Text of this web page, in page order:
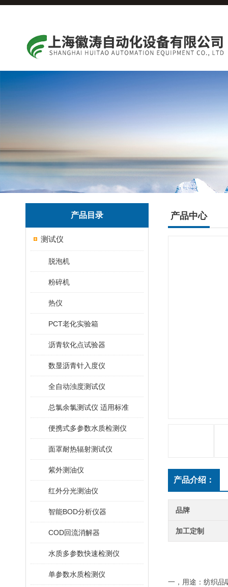
产品目录
测试仪
脱泡机
粉碎机
热仪
PCT老化实验箱
沥青软化点试验器
数显沥青针入度仪
全自动浊度测试仪
总氯余氯测试仪 适用标准
便携式多参数水质检测仪
面罩耐热辐射测试仪
紫外测油仪
红外分光测油仪
智能BOD分析仪器
COD回流消解器
水质多参数快速检测仪
单参数水质检测仪
产品中心
产品介绍：
品牌
加工定制
一， 用途：纺织品